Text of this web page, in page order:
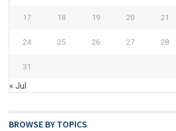
17 18 19 20 21
24 25 26 27 28
31
« Jul
BROWSE BY TOPICS